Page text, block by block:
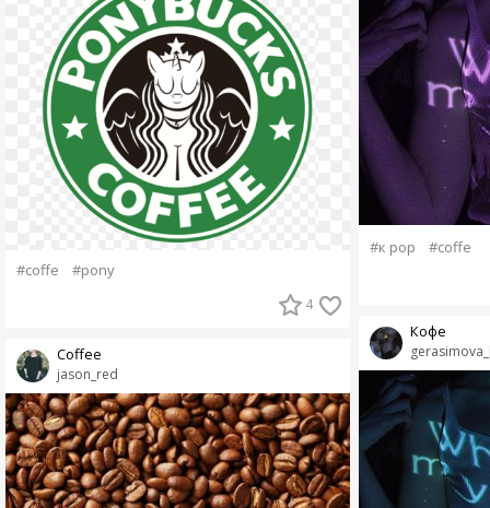
#coffe #pony
4
jason_red
Coffee
#к рор #coffe
Кофе